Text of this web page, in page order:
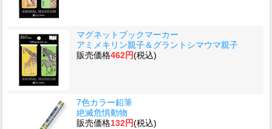
マグネットブックマーカー
アミメキリン親子＆グラントシマウマ親子
販売価格462円(税込)
7色カラー鉛筆
絶滅危惧動物
販売価格132円(税込)